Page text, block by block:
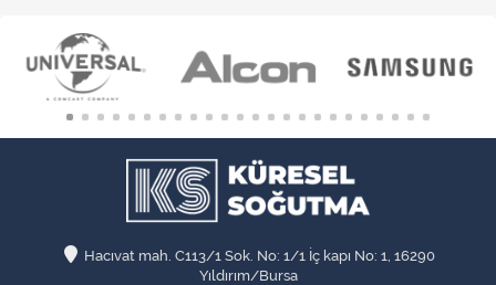
Hacıvat mah. C113/1 Sok. No: 1/1 İç kapı No: 1, 16290
Yıldırım/Bursa